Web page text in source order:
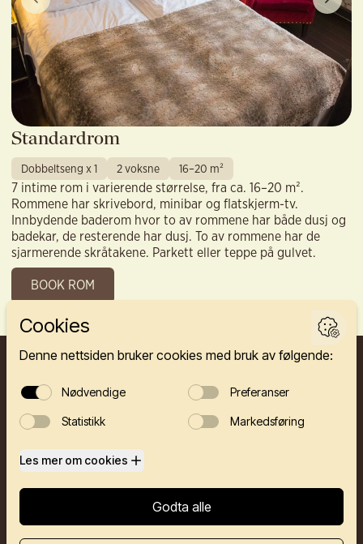
Standardrom
Dobbeltseng x 1 2 voksne 16–20 m²
7 intime rom i varierende størrelse, fra ca. 16–20 m².
Rommene har skrivebord, minibar og flatskjerm-tv.
Innbydende baderom hvor to av rommene har både dusj og
badekar, de resterende har dusj. To av rommene har de
sjarmerende skråtakene. Parkett eller teppe på gulvet.
BOOK ROM
FINNEGÅRDEN 2A, 5003 BERGEN
RESTAURANTER
SELSKAP
KONFERANSE
KONTAKT